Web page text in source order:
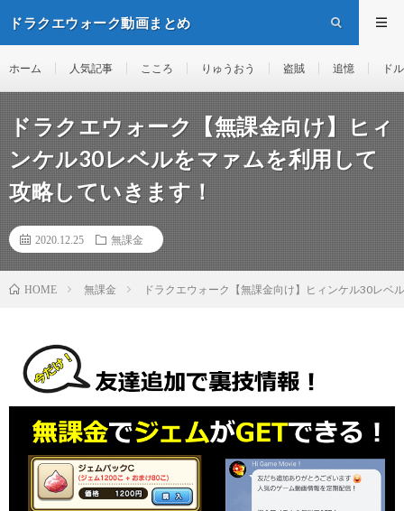
ドラクエウォーク動画まとめ
ホーム 人気記事 こころ りゅうおう 盗賊 追憶 ド
ドラクエウォーク【無課金向け】ヒィ
ンケル30レベルをマァムを利用して
攻略していきます！
2020.12.25 無課金
HOME 無課金 ドラクエウォーク【無課金向け】ヒィンケル30レベ